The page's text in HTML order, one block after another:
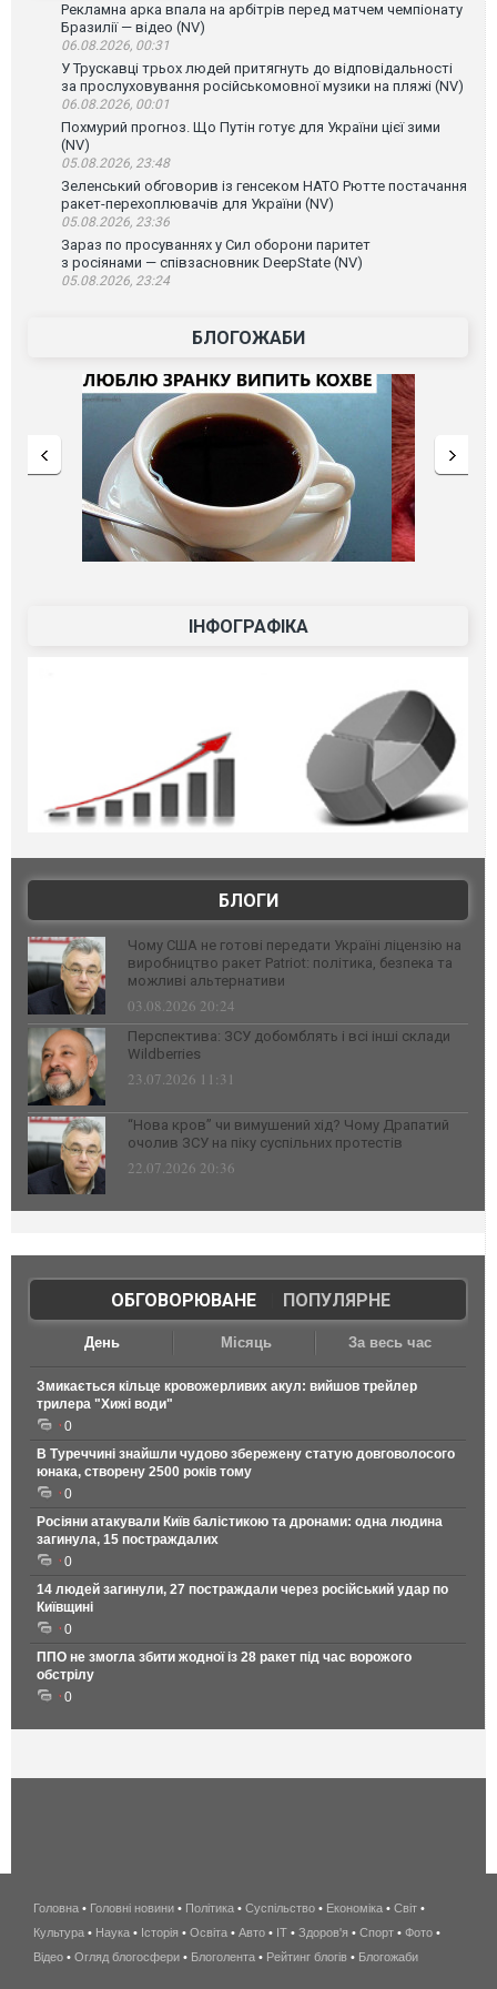
Рекламна арка впала на арбітрів перед матчем чемпіонату
Бразилії — відео (NV)
06.08.2026, 00:31
У Трускавці трьох людей притягнуть до відповідальності
за прослуховування російськомовної музики на пляжі (NV)
06.08.2026, 00:01
Похмурий прогноз. Що Путін готує для України цієї зими
(NV)
05.08.2026, 23:48
Зеленський обговорив із генсеком НАТО Рютте постачання
ракет-перехоплювачів для України (NV)
05.08.2026, 23:36
Зараз по просуваннях у Сил оборони паритет
з росіянами — співзасновник DeepState (NV)
05.08.2026, 23:24
БЛОГОЖАБИ
ІНФОГРАФІКА
БЛОГИ
Чому США не готові передати Україні ліцензію на
виробництво ракет Patriot: політика, безпека та
можливі альтернативи
03.08.2026 20:24
Перспектива: ЗСУ добомблять і всі інші склади
Wildberries
23.07.2026 11:31
“Нова кров” чи вимушений хід? Чому Драпатий
очолив ЗСУ на піку суспільних протестів
22.07.2026 20:36
ОБГОВОРЮВАНЕ| ПОПУЛЯРНЕ
День Місяць За весь час
Змикається кільце кровожерливих акул: вийшов трейлер
трилера "Хижі води"
0
В Туреччині знайшли чудово збережену статую довговолосого
юнака, створену 2500 років тому
0
Росіяни атакували Київ балістикою та дронами: одна людина
загинула, 15 постраждалих
0
14 людей загинули, 27 постраждали через російський удар по
Київщині
0
ППО не змогла збити жодної із 28 ракет під час ворожого
обстрілу
0
беспроводной
интернет
киев
Головна • Головні новини • Політика • Суспільство • Економіка • Світ •
Культура • Наука • Історія • Освіта • Авто • IT • Здоров'я • Спорт • Фото •
Відео • Огляд блогосфери • Блоголента • Рейтинг блогів • Блогожаби